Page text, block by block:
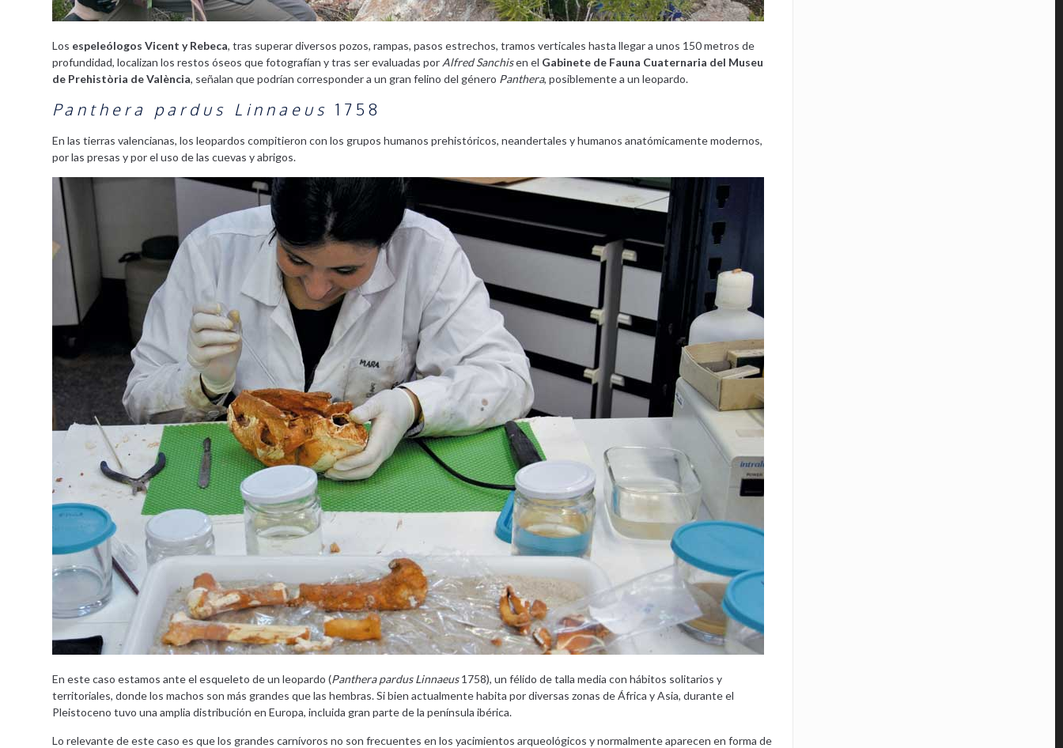
Los espeleólogos Vicent y Rebeca, tras superar diversos pozos, rampas, pasos estrechos, tramos verticales hasta llegar a unos 150 metros de
profundidad, localizan los restos óseos que fotografían y tras ser evaluadas por Alfred Sanchisen el Gabinete de Fauna Cuaternaria del Museu
de Prehistòria de València, señalan que podrían corresponder a un gran felino del género Panthera, posiblemente a un leopardo.
Panthera pardus Linnaeus 1758
En las tierras valencianas, los leopardos compitieron con los grupos humanos prehistóricos, neandertales y humanos anatómicamente modernos,
por las presas y por el uso de las cuevas y abrigos.
En este caso estamos ante el esqueleto de un leopardo (Panthera pardus Linnaeus1758), un félido de talla media con hábitos solitarios y
territoriales, donde los machos son más grandes que las hembras. Si bien actualmente habita por diversas zonas de África y Asia, durante el
Pleistoceno tuvo una amplia distribución en Europa, incluida gran parte de la península ibérica.
Lo relevante de este caso es que los grandes carnívoros no son frecuentes en los yacimientos arqueológicos y normalmente aparecen en forma de